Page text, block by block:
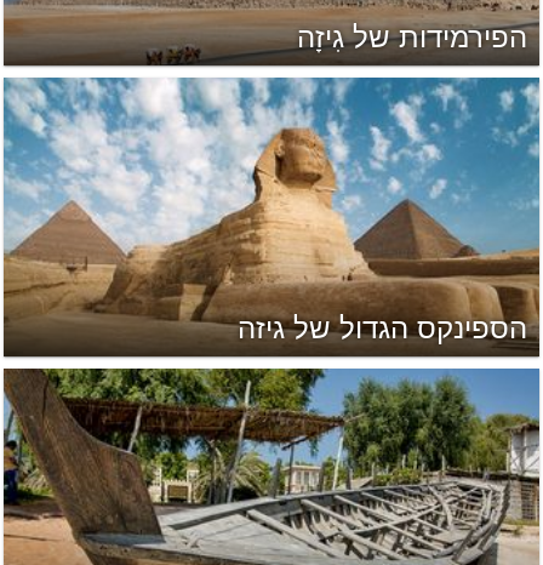
הפירמידות של גִיזָה
הספינקס הגדול של גיזה